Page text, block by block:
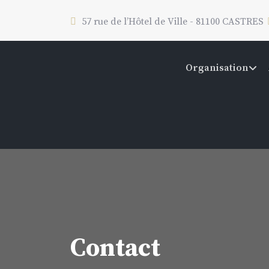
57 rue de l’Hôtel de Ville - 81100 CASTRES
Organisation
Contact